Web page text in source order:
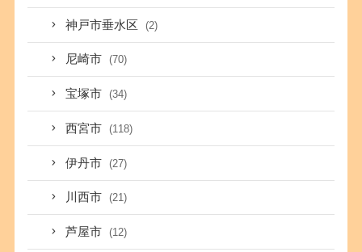
神戸市垂水区 (2)
尼崎市 (70)
宝塚市 (34)
西宮市 (118)
伊丹市 (27)
川西市 (21)
芦屋市 (12)